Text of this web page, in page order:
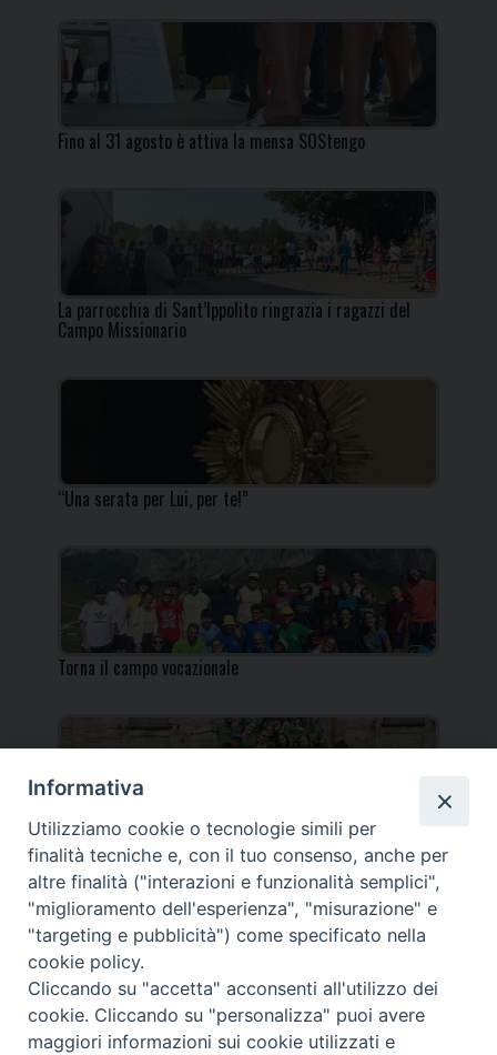
Fino al 31 agosto è attiva la mensa SOStengo
La parrocchia di Sant’Ippolito ringrazia i ragazzi del
Campo Missionario
“Una serata per Lui, per te!”
Torna il campo vocazionale
Torna il Campo Missionario Diocesano
_____________________________________________________
_____________________________
DIOCESI DI FANO FOSSOMBRONE CAGLI PERGOLA | Via Roma,
Informativa
Utilizziamo cookie o tecnologie simili per
finalità tecniche e, con il tuo consenso, anche per
altre finalità ("interazioni e funzionalità semplici",
"miglioramento dell'esperienza", "misurazione" e
"targeting e pubblicità") come specificato nella
cookie policy.
Cliccando su "accetta" acconsenti all'utilizzo dei
cookie. Cliccando su "personalizza" puoi avere
maggiori informazioni sui cookie utilizzati e